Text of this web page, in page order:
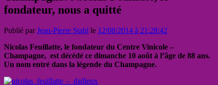
fondateur, nous a quitté
Publié parJean-Pierre Stahl le 12/08/2014 à 21:28:42
Nicolas Feuillatte, le fondateur du Centre Vinicole –
Champagne, est décédé ce dimanche 10 août à l’âge de 88 ans.
Un nom entré dans la légende du Champagne.